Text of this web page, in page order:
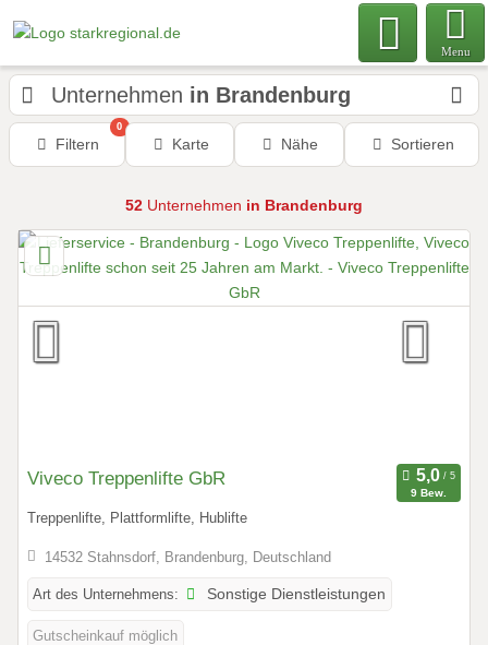
Menu
Unternehmen in Brandenburg
Filtern
0
Karte Nähe Sortieren
52 Unternehmen in Brandenburg
Viveco Treppenlifte GbR
9 Bew.
Treppenlifte, Plattformlifte, Hublifte
14532 Stahnsdorf, Brandenburg, Deutschland
Art des Unternehmens: Sonstige Dienstleistungen
Gutscheinkauf möglich